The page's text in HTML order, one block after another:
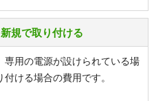
規で取り付ける
専用の電源が設けられている場
ける場合の費用です。